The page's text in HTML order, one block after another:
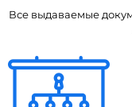
Все выдаваемые